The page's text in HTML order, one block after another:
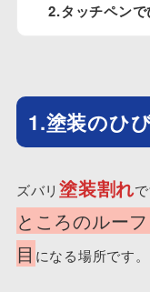
2.タッチペン
1.塗装のひ
ズバリ塗装割れ
ところのルー
目 になる場所です。